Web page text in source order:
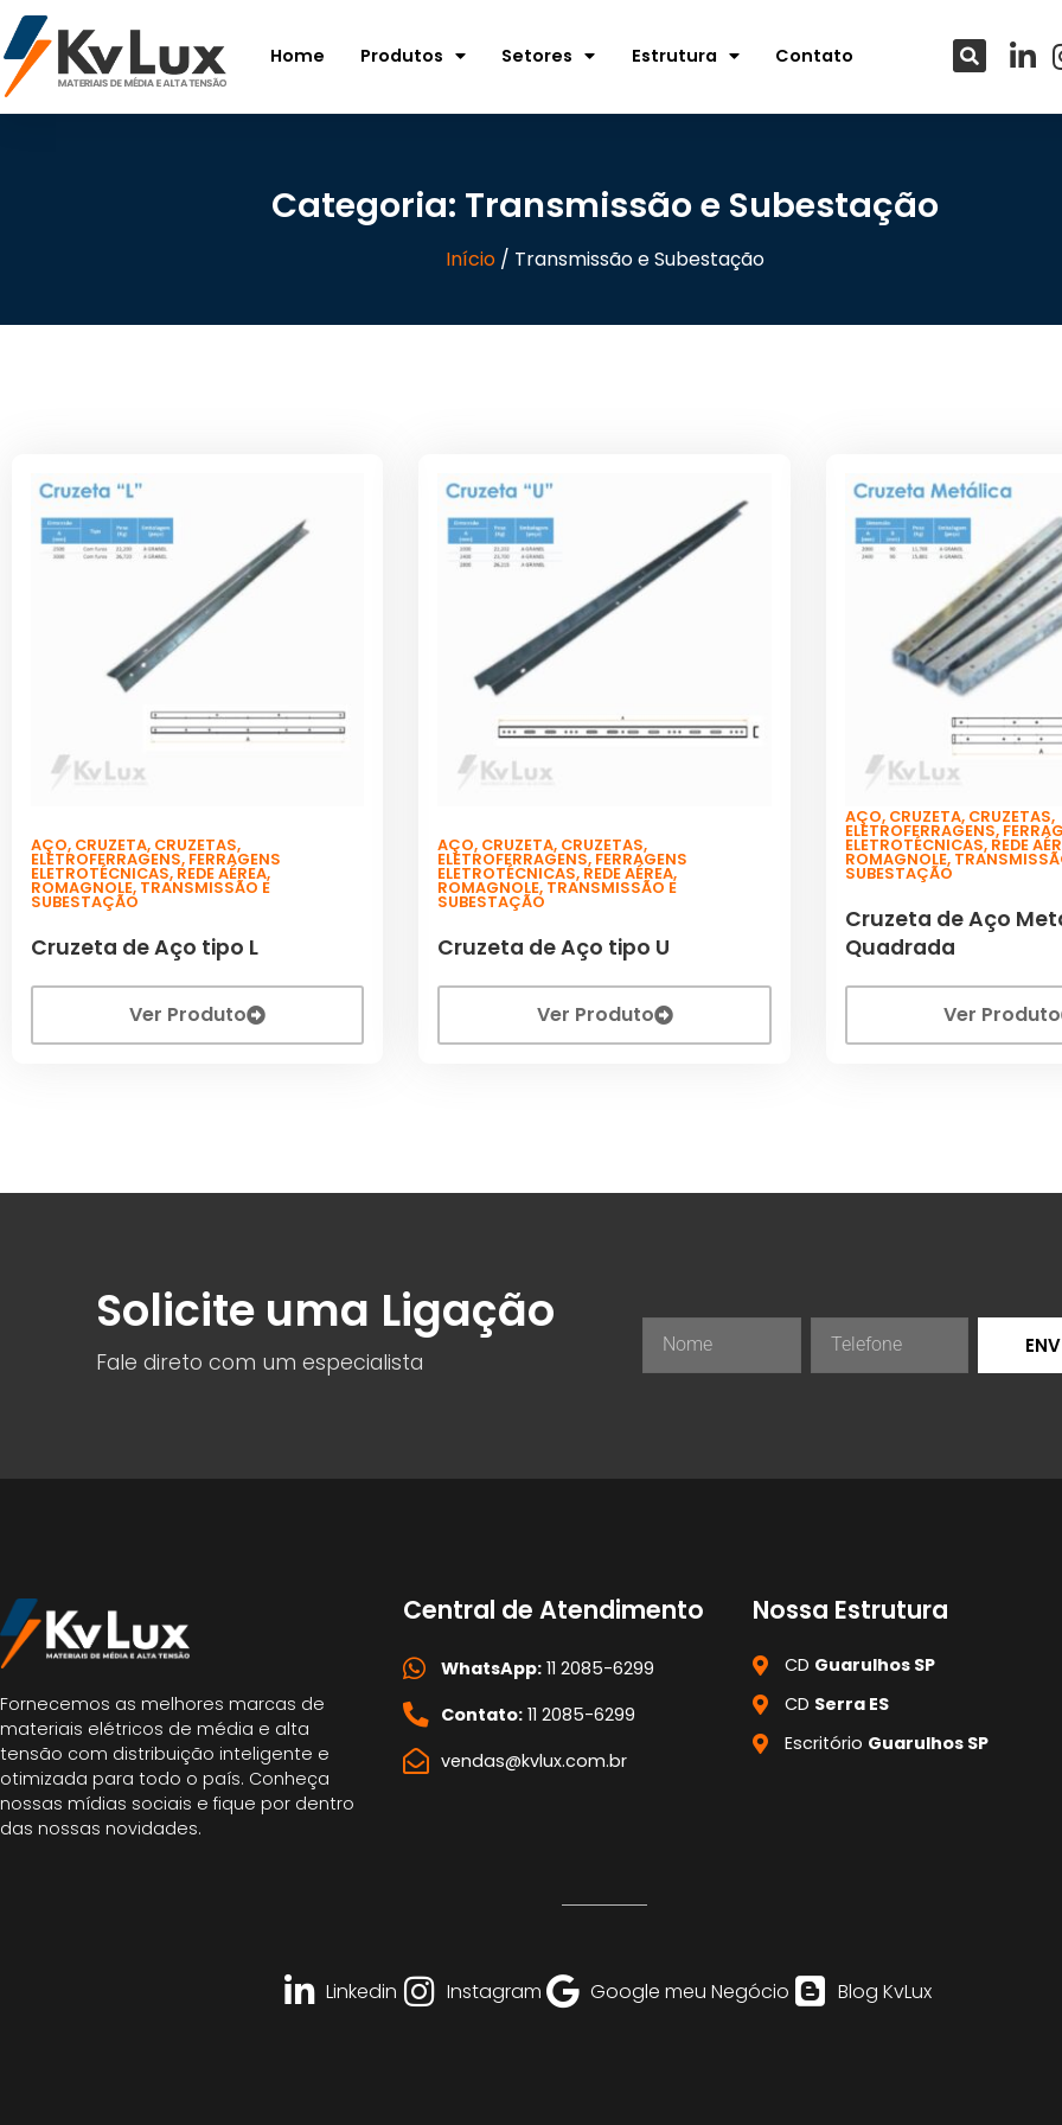
Home Produtos Setores Estrutura Contato
Categoria: Transmissão e Subestação
Início/ Transmissão e Subestação
AÇO, CRUZETA, CRUZETAS,
ELETROFERRAGENS, FERRAGENS
ELETROTÉCNICAS, REDE AÉREA,
ROMAGNOLE, TRANSMISSÃO E
SUBESTAÇÃO
Cruzeta de Aço tipo L
Ver Produto
AÇO, CRUZETA, CRUZETAS,
ELETROFERRAGENS, FERRAGENS
ELETROTÉCNICAS, REDE AÉREA,
ROMAGNOLE, TRANSMISSÃO E
SUBESTAÇÃO
Cruzeta de Aço tipo U
Ver Produto
AÇO, CRUZETA, CRUZETAS,
ELETROFERRAGENS,
ELETROTÉCNICAS, REDE
ROMAGNOLE,
SUBESTAÇÃO
Cruzeta de Aço
Quadrada
Ver Produto
Solicite uma Ligação
Fale direto com um especialista
Fornecemos as melhores marcas de
materiais elétricos de média e alta
tensão com distribuição inteligente e
otimizada para todo o país. Conheça
nossas mídias sociais e fique por dentro
das nossas novidades.
Central de Atendimento
WhatsApp:11 2085-6299
Contato:11 2085-6299
vendas@kvlux.com.br
Nossa Estrutura
CD Guarulhos SP
CD Serra ES
Escritório Guarulhos SP
Linkedin Instagram Google meu Negócio Blog KvLux